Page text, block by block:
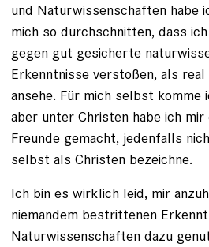
und Naturwissenschaften habe
mich so durchschnitten, dass
gegen gut gesicherte
Erkenntnisse verstoßen, als
ansehe. Für mich selbst komme
aber unter Christen habe ich
Freunde gemacht, jedenfalls
selbst als Christen bezeichne.
Ich bin es wirklich leid, mir
niemandem bestrittenen
Naturwissenschaften dazu